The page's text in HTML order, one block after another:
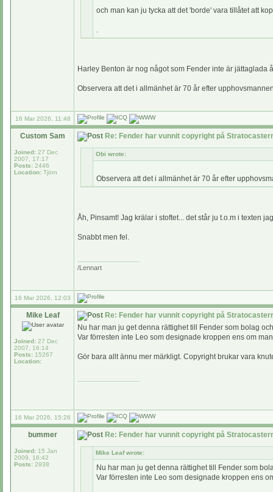
och man kan ju tycka att det 'borde' vara tillåtet att
.
Harley Benton är nog något som Fender inte är jättaglada
Observera att det i allmänhet är 70 år efter
16 Mar 2026, 11:48
Custom Sam
Joined: 27 Dec
2007, 17:17
Posts: 2446
Location: Tjörn
Re: Fender har vunnit copyright på
Obi wrote:
Observera att det i allmänhet är 70 år efter
Åh, Pinsamt! Jag krälar i stoftet... det står ju t.o.m i texten
Snabbt men fel.
/Lennart
16 Mar 2026, 12:03
Mike Leaf
Joined: 27 Dec
2007, 16:14
Posts: 15267
Location:
Re: Fender har vunnit copyright på
Nu har man ju get denna rättighet till Fender som bolag
Var förresten inte Leo som designade kroppen ens om
Gör bara allt ännu mer märkligt. Copyright brukar vara
16 Mar 2026, 15:26
bummer
Joined: 15 Jan
2009, 16:42
Posts: 2938
Re: Fender har vunnit copyright på
Mike Leaf wrote:
Nu har man ju get denna rättighet till Fender som
Var förresten inte Leo som designade kroppen ens